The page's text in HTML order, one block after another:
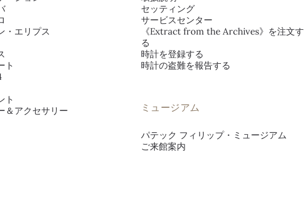
・エリプス
ト
ト
＆アクセサリー
セッティング
サービスセンター
《Extract from the Archives》を注文す
る
時計を登録する
時計の盗難を報告する
ミュージアム
パテック フィリップ・ミュージアム
ご来館案内